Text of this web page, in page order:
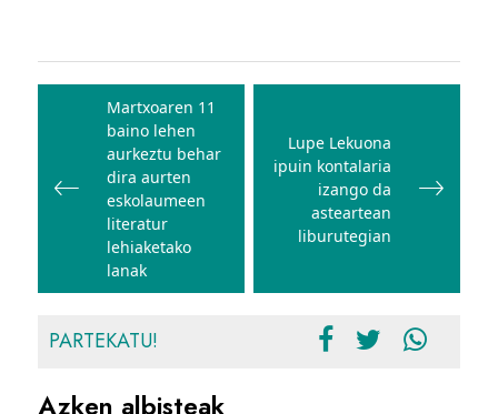
Bidalketetan
zehar
nabigatu
Martxoaren 11
baino lehen
aurkeztu behar
dira aurten
eskolaumeen
literatur
lehiaketako
lanak
Lupe Lekuona
ipuin kontalaria
izango da
asteartean
liburutegian
PARTEKATU!
Azken albisteak